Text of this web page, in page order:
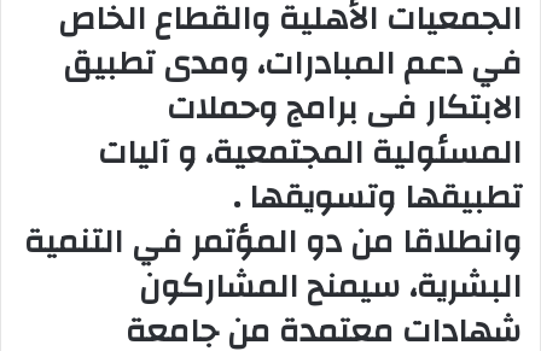
الجمعيات الأهلية والقطاع الخاص
في دعم المبادرات، ومدى تطبيق
الابتكار فى برامج وحملات
المسئولية المجتمعية، و آليات
تطبيقها وتسويقها .
وانطلاقا من دو المؤتمر في التنمية
البشرية، سيمنح المشاركون
شهادات معتمدة من جامعة